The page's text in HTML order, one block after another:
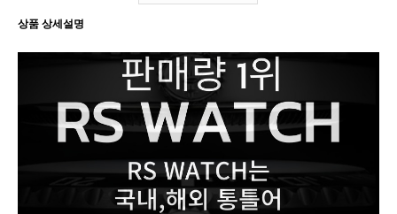
상품 상세설명